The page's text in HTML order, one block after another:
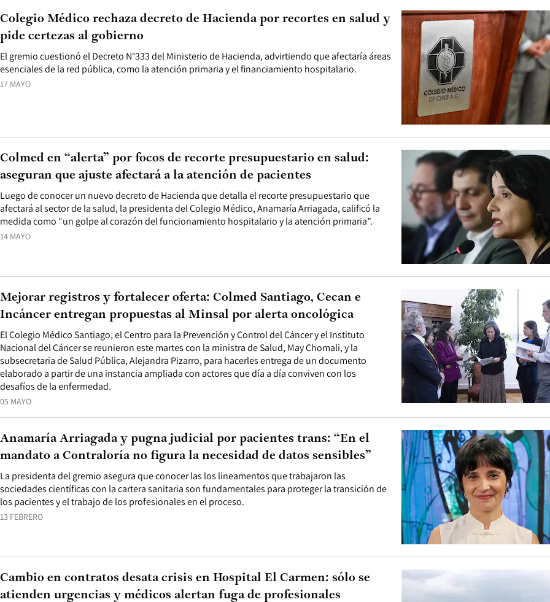
17 MAYO
El gremio cuestionó el Decreto N°333 del Ministerio de Hacienda, advirtiendo que afectaría áreas
esenciales de la red pública, como la atención primaria y el financiamiento hospitalario.
Colegio Médico rechaza decreto de Hacienda por recortes en salud y
pide certezas al gobierno
14 MAYO
Luego de conocer un nuevo decreto de Hacienda que detalla el recorte presupuestario que
afectará al sector de la salud, la presidenta del Colegio Médico, Anamaría Arriagada, calificó la
medida como "un golpe al corazón del funcionamiento hospitalario y la atención primaria”.
Colmed en “alerta” por focos de recorte presupuestario en salud:
aseguran que ajuste afectará a la atención de pacientes
05 MAYO
El Colegio Médico Santiago, el Centro para la Prevención y Control del Cáncer y el Instituto
Nacional del Cáncer se reunieron este martes con la ministra de Salud, May Chomali, y la
subsecretaria de Salud Pública, Alejandra Pizarro, para hacerles entrega de un documento
elaborado a partir de una instancia ampliada con actores que día a día conviven con los
desafíos de la enfermedad.
Mejorar registros y fortalecer oferta: Colmed Santiago, Cecan e
Incáncer entregan propuestas al Minsal por alerta oncológica
13 FEBRERO
La presidenta del gremio asegura que conocer las los lineamentos que trabajaron las
sociedades científicas con la cartera sanitaria son fundamentales para proteger la transición de
los pacientes y el trabajo de los profesionales en el proceso.
Anamaría Arriagada y pugna judicial por pacientes trans: “En el
mandato a Contraloría no figura la necesidad de datos sensibles”
Cambio en contratos desata crisis en Hospital El Carmen: sólo se
atienden urgencias y médicos alertan fuga de profesionales